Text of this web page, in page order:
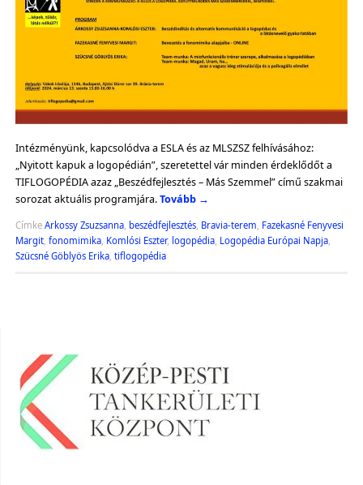
Intézményünk, kapcsolódva a ESLA és az MLSZSZ felhívásához:
„Nyitott kapuk a logopédián”, szeretettel vár minden érdeklődőt a
TIFLOGOPÉDIA azaz „Beszédfejlesztés – Más Szemmel” című szakmai
sorozat aktuális programjára.Tovább →
Címke Arkossy Zsuzsanna, beszédfejlesztés, Bravia-terem, Fazekasné Fenyvesi
Margit, fonomimika, Komlósi Eszter, logopédia, Logopédia Európai Napja,
Szücsné Göblyös Erika, tiflogopédia